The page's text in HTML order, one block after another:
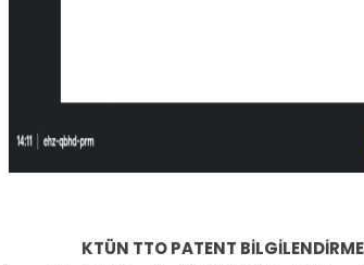
KTÜN TTO PATENT